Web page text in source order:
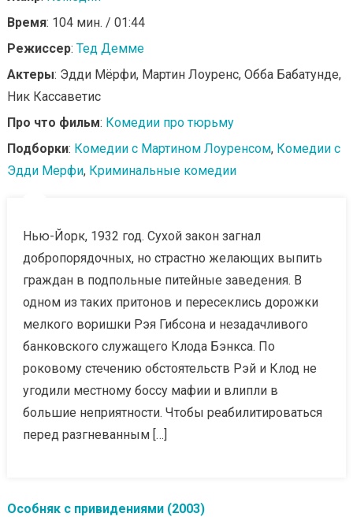
Время: 104 мин. / 01:44
Режиссер: Тед Демме
Актеры: Эдди Мёрфи, Мартин Лоуренс, Обба Бабатунде,
Ник Кассаветис
Про что фильм: Комедии про тюрьму
Подборки: Комедии с Мартином Лоуренсом, Комедии с
Эдди Мерфи, Криминальные комедии
Нью-Йорк, 1932 год. Сухой закон загнал
добропорядочных, но страстно желающих выпить
граждан в подпольные питейные заведения. В
одном из таких притонов и пересеклись дорожки
мелкого воришки Рэя Гибсона и незадачливого
банковского служащего Клода Бэнкса. По
роковому стечению обстоятельств Рэй и Клод не
угодили местному боссу мафии и влипли в
большие неприятности. Чтобы реабилитироваться
перед разгневанным […]
Особняк с привидениями (2003)